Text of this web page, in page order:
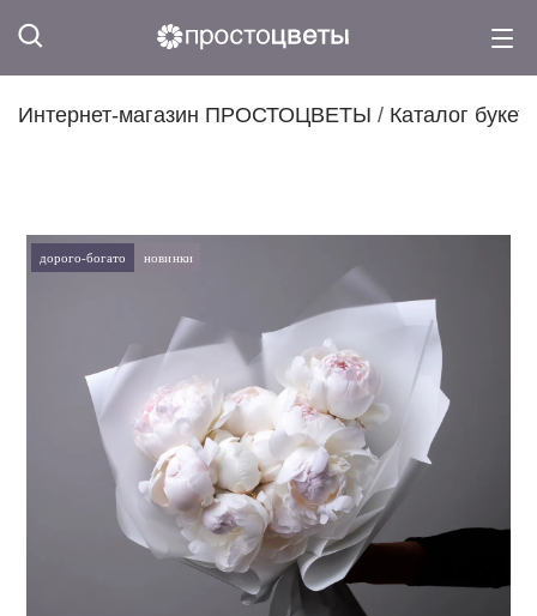
Интернет-магазин ПРОСТОЦВЕТЫ / Каталог
дорого-богато новинки